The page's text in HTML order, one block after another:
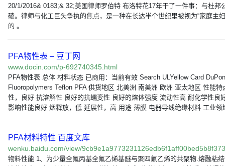
20/1/2016& 0183;& 32;美国律师罗伯特 布洛特花17年干了一件事：与杜邦
磕。律师与化工巨头争执的焦点，是一种在长达半个世纪里被视为“家庭主
的 。
PFA物性表 – 豆丁网
www.docin.com/p-692740345.html
PFA物性表 总体 材料状态 已商用：当前有效 Search ULYellow Card
Fluoropolymers Teflon PFA 供货地区 北美洲 南美洲 欧洲 亚太地区 性能特
性，良好 抗溶解性 良好的抗蠕变性 良好的熔体强度 流动性高 耐化学性良
影响性能良好 烟释放，低 延展性，高 用途 薄膜 电器导线绝缘材料 工业领
PFA材料特性 百度文库
wenku.baidu.com/view/
物料性能 1、为少量全氟丙基全氟乙烯基醚与聚四氟乙烯的共聚物.熔融粘